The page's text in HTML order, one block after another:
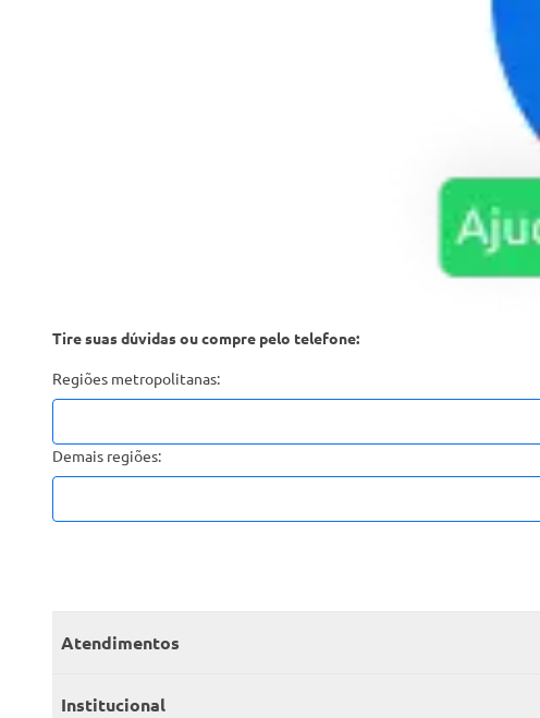
Tire suas dúvidas ou compre pelo telefone:
Regiões metropolitanas:
Demais regiões:
Atendimentos
Meus pedidos
Institucional